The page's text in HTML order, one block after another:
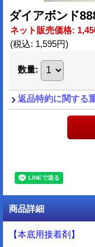
ダイアボンド
ネット販売価格:
(税込: 1,595円)
数量:
返品特約に関する
商品詳細
【本底用接着剤】